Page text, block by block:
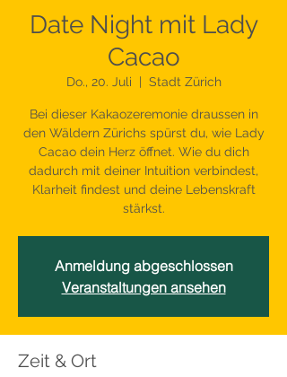
Date Night mit Lady
Cacao
Do., 20. Juli Stadt Zürich
Bei dieser Kakaozeremonie draussen in
den Wäldern Zürichs spürst du, wie Lady
Cacao dein Herz öffnet. Wie du dich
dadurch mit deiner Intuition verbindest,
Klarheit findest und deine Lebenskraft
stärkst.
Anmeldung abgeschlossen
Veranstaltungen ansehen
Zeit & Ort